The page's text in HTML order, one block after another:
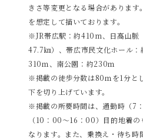
きさ等変更となる場合がありま
を想定して描いております。
※JR帯広駅：約410m、日高山脈
47.7㎞）、帯広市民文化ホール
310ｍ、南公園：約230ｍ
※掲載の徒歩分数は80ｍを1分と
下を切り上げています。
※掲載の所要時間は、通勤時（7
（10：00～16：00）目的地着
なります。また、乗換え・待ち時